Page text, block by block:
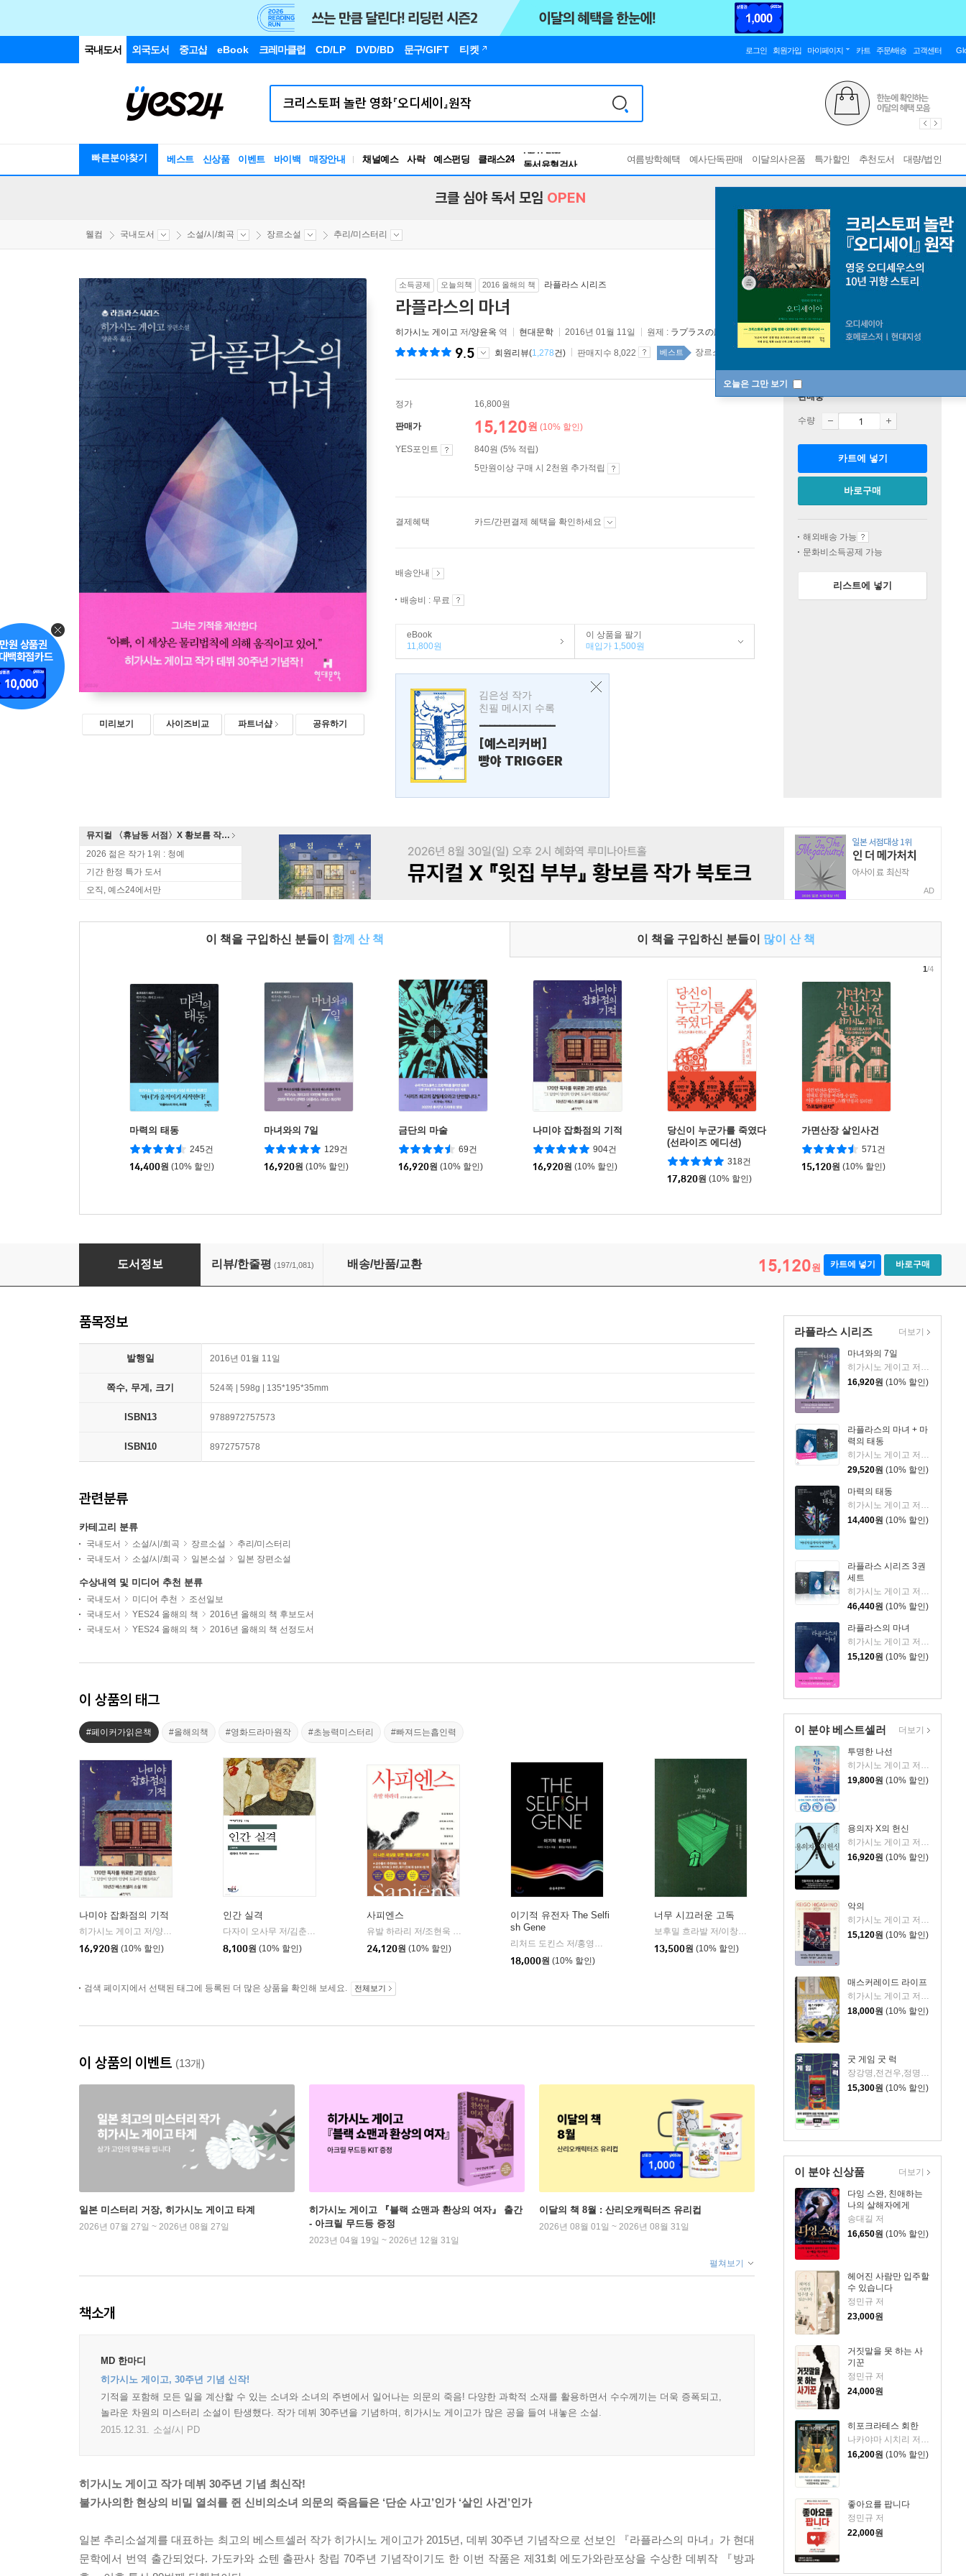
국내도서 외국도서 중고샵 eBook 크레마클럽 CD/LP DVD/BD 문구/GIFT 티켓 로그인 회원가입 마이페이지 카트 주문/배송 고객센터
빠른분야찾기 베스트 신상품 이벤트 바이백 매장안내 채널예스 사락 예스펀딩 클래스24
독서유형검사
RBTI Lab
여름방학혜택 예사단독판매 이달의사은품 특가할인 추천도서 대량/법인
오늘은 그만 보기
크클 심야 독서 모임 OPEN
웰컴 국내도서 소설/시/희곡 장르소설 추리/미스터리
미리보기 사이즈비교 파트너샵 공유하기
소득공제 오늘의책 2016 올해의 책 라플라스 시리즈
라플라스의 마녀
히가시노 게이고 저/양윤옥 역 현대문학 2016년 01월 11일 원제 : ラプラスの魔女
9.5 회원리뷰(1,278건) 판매지수 8,022 베스트 장르소설 34위
정가 16,800원
판매가 15,120원 (10% 할인)
YES포인트
840원 (5% 적립)
5만원이상 구매 시 2천원 추가적립
결제혜택 카드/간편결제 혜택을 확인하세요
배송안내
배송비 : 무료
eBook
11,800원
이 상품을 팔기
매입가 1,500원
김은성 작가
친필 메시지 수록
---------------
[예스리커버]
빵야 TRIGGER
판매중
수량
카트에 넣기
바로구매
해외배송 가능
문화비소득공제 가능
리스트에 넣기
뮤지컬 〈휴남동 서점〉X 황보름 작가 북토크
2026 젊은 작가 1위 : 청예
기간 한정 특가 도서
오직, 예스24에서만
AD
이 책을 구입하신 분들이 함께 산 책 이 책을 구입하신 분들이 많이 산 책
마력의 태동
245건
14,400원 (10% 할인)
마녀와의 7일
129건
16,920원 (10% 할인)
금단의 마술
69건
16,920원 (10% 할인)
나미야 잡화점의 기적
904건
16,920원 (10% 할인)
당신이 누군가를 죽였다
(선라이즈 에디션)
318건
17,820원 (10% 할인)
가면산장 살인사건
571건
15,120원 (10% 할인)
1/4
라플라스의 마녀
도서정보 리뷰/한줄평 (197/1,081) 배송/반품/교환 15,120원 카트에 넣기 바로구매
라플라스 시리즈
마녀와의 7일
히가시노 게이고 저/양윤옥 역
16,920원 (10% 할인)
라플라스의 마녀 + 마
력의 태동
히가시노 게이고 저/양윤옥 역
29,520원 (10% 할인)
마력의 태동
히가시노 게이고 저/양윤옥 역
14,400원 (10% 할인)
라플라스 시리즈 3권
세트
히가시노 게이고 저/양윤옥 역
46,440원 (10% 할인)
라플라스의 마녀
히가시노 게이고 저/양윤옥 역
15,120원 (10% 할인)
더보기
이 분야 베스트셀러
투명한 나선
히가시노 게이고 저/김선영 역
19,800원 (10% 할인)
용의자 X의 헌신
히가시노 게이고 저/양억관 역
16,920원 (10% 할인)
악의
히가시노 게이고 저/양윤옥 역
15,120원 (10% 할인)
매스커레이드 라이프
히가시노 게이고 저/김은모 역
18,000원 (10% 할인)
굿 게임 굿 럭
장강명,전건우,정명섭,정해연,조영주 저
15,300원 (10% 할인)
더보기
이 분야 신상품
다잉 스완, 친애하는
나의 살해자에게
송대길 저
16,650원 (10% 할인)
헤어진 사람만 입주할
수 있습니다
정민규 저
23,000원
거짓말을 못 하는 사
기꾼
정민규 저
24,000원
히포크라테스 회한
나카야마 시치리 저/민경욱 역
16,200원 (10% 할인)
좋아요를 팝니다
정민규 저
22,000원
더보기
품목정보
발행일 2016년 01월 11일
쪽수, 무게, 크기 524쪽 | 598g | 135*195*35mm
ISBN13 9788972757573
ISBN10 8972757578
관련분류
카테고리 분류
국내도서 소설/시/희곡 장르소설
추리/미스터리
국내도서
소설/시/희곡 일본소설 일본 장편소설
수상내역 및 미디어 추천 분류
국내도서 미디어 추천
조선일보
국내도서
YES24 올해의 책
2016년 올해의 책 후보도서
국내도서
YES24 올해의 책 2016년 올해의 책 선정도서
이 상품의 태그
#페이커가읽은책 #올해의책 #영화드라마원작 #초능력미스터리 #빠져드는흡인력
나미야 잡화점의 기적
히가시노 게이고 저/양윤옥 역
현대문학
16,920원 (10% 할인)
인간 실격
다자이 오사무 저/김춘미 역
8,100원 (10% 할인)
사피엔스
유발 하라리 저/조현욱 역/이태수 감수 | 김영사
24,120원 (10% 할인)
이기적 유전자 The Selfi
sh Gene
리처드 도킨스 저/홍영남,이상임 공역
을유문화사
18,000원 (10% 할인)
너무 시끄러운 고독
보후밀 흐라발 저/이창실 역
문학동네
13,500원 (10% 할인)
검색 페이지에서 선택된 태그에 등록된 더 많은 상품을 확인해 보세요. 전체보기
이 상품의 이벤트 (13개)
일본 미스터리 거장, 히가시노 게이고 타계
2026년 07월 27일 ~ 2026년 08월 27일
히가시노 게이고 『블랙 쇼맨과 환상의 여자』 출간
- 아크릴 무드등 증정
2023년 04월 19일 ~ 2026년 12월 31일
이달의 책 8월 : 산리오캐릭터즈 유리컵
2026년 08월 01일 ~ 2026년 08월 31일
펼쳐보기
책소개
MD 한마디
히가시노 게이고, 30주년 기념 신작!
기적을 포함해 모든 일을 계산할 수 있는 소녀와 소녀의 주변에서 일어나는 의문의 죽음! 다양한 과학적 소재를 활용하면서 수수께끼는 더욱 증폭되고,
놀라운 차원의 미스터리 소설이 탄생했다. 작가 데뷔 30주년을 기념하며, 히가시노 게이고가 많은 공을 들여 내놓은 소설.
2015.12.31. 소설/시 PD
히가시노 게이고 작가 데뷔 30주년 기념 최신작!
불가사의한 현상의 비밀 열쇠를 쥔 신비의소녀 의문의 죽음들은 ‘단순 사고’인가 ‘살인 사건’인가
일본 추리소설계를 대표하는 최고의 베스트셀러 작가 히가시노 게이고가 2015년, 데뷔 30주년 기념작으로 선보인 『라플라스의 마녀』가 현대
문학에서 번역 출간되었다. 가도카와 쇼텐 출판사 창립 70주년 기념작이기도 한 이번 작품은 제31회 에도가와란포상을 수상한 데뷔작 『방과